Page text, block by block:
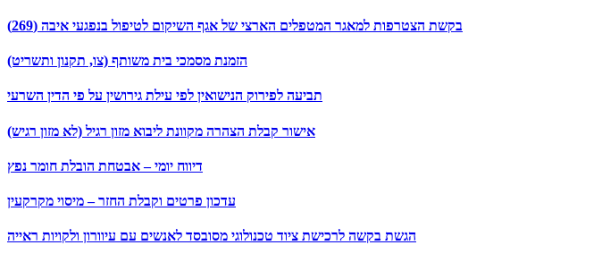
בקשת הצטרפות למאגר המטפלים הארצי של אגף השיקום לטיפול בנפגעי איבה (269)
הזמנת מסמכי בית משותף (צו, תקנון ותשריט)
תביעה לפירוק הנישואין לפי עילת גירושין על פי הדין השרעי
אישור קבלת הצהרה מקוונת ליבוא מזון רגיל (לא מזון רגיש)
דיווח יומי – אבטחת הובלת חומר נפץ
עדכון פרטים וקבלת החזר – מיסוי מקרקעין
הגשת בקשה לרכישת ציוד טכנולוגי מסובסד לאנשים עם עיוורון ולקויות ראייה